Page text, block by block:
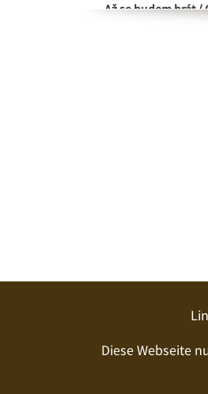
Až se budem brát /
Diese Webseite